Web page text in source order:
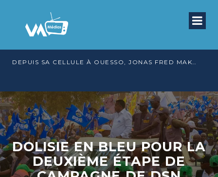
DEPUIS SA CELLULE À OUESSO, JONAS FRED MAKITA DÉNONCE CE QU’IL QUALIFIE DE DÉNI DE JUSTICE
DOLISIE EN BLEU POUR LA
DEUXIÈME ÉTAPE DE
CAMPAGNE DE DSN